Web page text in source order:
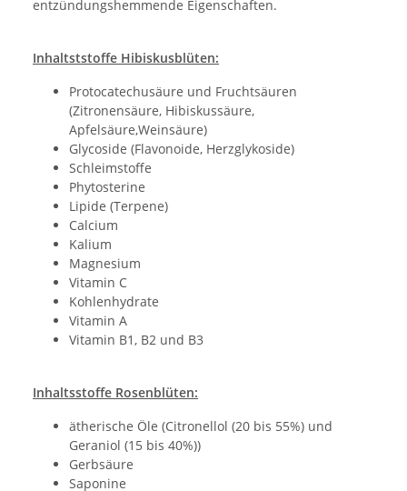
entzündungshemmende Eigenschaften.
Inhaltststoffe Hibiskusblüten:
Protocatechusäure und Fruchtsäuren
(Zitronensäure, Hibiskussäure,
Apfelsäure,Weinsäure)
Glycoside (Flavonoide, Herzglykoside)
Schleimstoffe
Phytosterine
Lipide (Terpene)
Calcium
Kalium
Magnesium
Vitamin C
Kohlenhydrate
Vitamin A
Vitamin B1, B2 und B3
Inhaltsstoffe Rosenblüten:
ätherische Öle (Citronellol (20 bis 55%) und
Geraniol (15 bis 40%))
Gerbsäure
Saponine